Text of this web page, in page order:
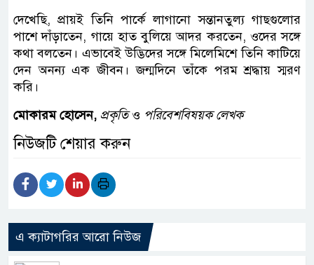
দেখেছি, প্রায়ই তিনি পার্কে লাগানো সন্তানতুল্য গাছগুলোর
পাশে দাঁড়াতেন, গায়ে হাত বুলিয়ে আদর করতেন, ওদের সঙ্গে
কথা বলতেন। এভাবেই উদ্ভিদের সঙ্গে মিলেমিশে তিনি কাটিয়ে
দেন অনন্য এক জীবন। জন্মদিনে তাঁকে পরম শ্রদ্ধায় স্মরণ
করি।
মোকারম হোসেন, প্রকৃতিও পরিবেশবিষয়ক লেখক
নিউজটি শেয়ার করুন
এ ক্যাটাগরির আরো নিউজ